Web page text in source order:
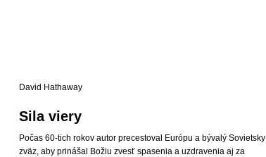
David Hathaway
Sila viery
Počas 60-tich rokov autor precestoval Európu a bývalý Sovietsky
zväz, aby prinášal Božiu zvesť spasenia a uzdravenia aj za